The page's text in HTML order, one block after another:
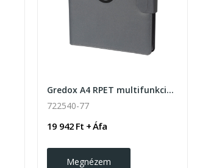
Gredox A4 RPET multifunkciós iratmappa
722540-77
19 942 Ft + Áfa
Megnézem